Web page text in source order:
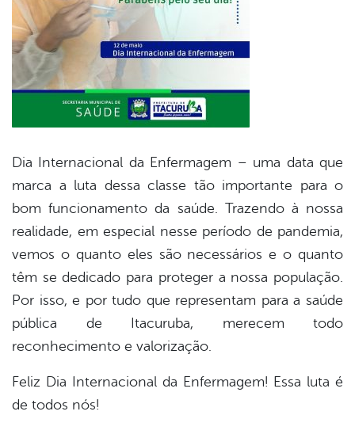
Dia Internacional da Enfermagem – uma data que
marca a luta dessa classe tão importante para o
bom funcionamento da saúde. Trazendo à nossa
realidade, em especial nesse período de pandemia,
vemos o quanto eles são necessários e o quanto
têm se dedicado para proteger a nossa população.
Por isso, e por tudo que representam para a saúde
pública de Itacuruba, merecem todo
reconhecimento e valorização.
Feliz Dia Internacional da Enfermagem! Essa luta é
de todos nós!